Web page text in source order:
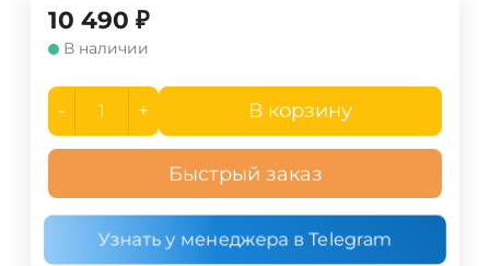
10 490 ₽
В наличии
- + В корзину
Быстрый заказ
Узнать у менеджера в Telegram